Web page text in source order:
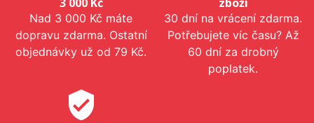
Nad 3 000 Kč máte
dopravu zdarma. Ostatní
objednávky už od 79 Kč.
30 dní na vrácení zdarma.
Potřebujete víc času? Až
60 dní za drobný
poplatek.
verified_user